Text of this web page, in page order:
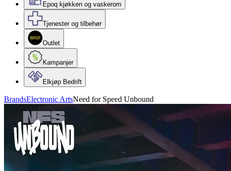
Epoq kjøkken og vaskerom
Tjenester og tilbehør
Outlet
Kampanjer
Elkjøp Bedrift
BrandsElectronic ArtsNeed for Speed Unbound